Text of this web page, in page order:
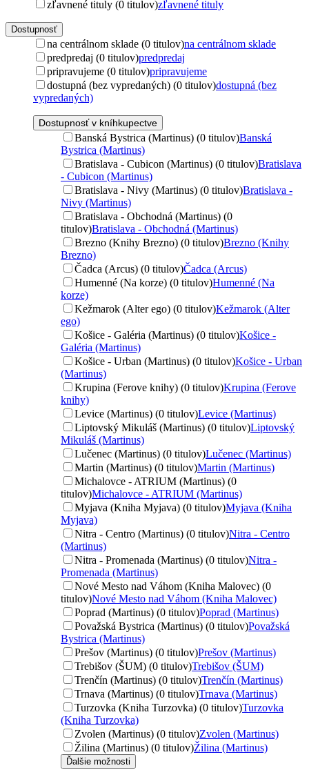
zľavnené tituly (0 titulov)zľavnené tituly
Dostupnosť
na centrálnom sklade (0 titulov)na centrálnom sklade
predpredaj (0 titulov)predpredaj
pripravujeme (0 titulov)pripravujeme
dostupná (bez vypredaných) (0 titulov)dostupná (bez
vypredaných)
Dostupnosť v kníhkupectve
Banská Bystrica (Martinus) (0 titulov)Banská
Bystrica (Martinus)
Bratislava - Cubicon (Martinus) (0 titulov)Bratislava
- Cubicon (Martinus)
Bratislava - Nivy (Martinus) (0 titulov)Bratislava -
Nivy (Martinus)
Bratislava - Obchodná (Martinus) (0
titulov)Bratislava - Obchodná (Martinus)
Brezno (Knihy Brezno) (0 titulov)Brezno (Knihy
Brezno)
Čadca (Arcus) (0 titulov)Čadca (Arcus)
Humenné (Na korze) (0 titulov)Humenné (Na
korze)
Kežmarok (Alter ego) (0 titulov)Kežmarok (Alter
ego)
Košice - Galéria (Martinus) (0 titulov)Košice -
Galéria (Martinus)
Košice - Urban (Martinus) (0 titulov)Košice - Urban
(Martinus)
Krupina (Ferove knihy) (0 titulov)Krupina (Ferove
knihy)
Levice (Martinus) (0 titulov)Levice (Martinus)
Liptovský Mikuláš (Martinus) (0 titulov)Liptovský
Mikuláš (Martinus)
Lučenec (Martinus) (0 titulov)Lučenec (Martinus)
Martin (Martinus) (0 titulov)Martin (Martinus)
Michalovce - ATRIUM (Martinus) (0
titulov)Michalovce - ATRIUM (Martinus)
Myjava (Kniha Myjava) (0 titulov)Myjava (Kniha
Myjava)
Nitra - Centro (Martinus) (0 titulov)Nitra - Centro
(Martinus)
Nitra - Promenada (Martinus) (0 titulov)Nitra -
Promenada (Martinus)
Nové Mesto nad Váhom (Kniha Malovec) (0
titulov)Nové Mesto nad Váhom (Kniha Malovec)
Poprad (Martinus) (0 titulov)Poprad (Martinus)
Považská Bystrica (Martinus) (0 titulov)Považská
Bystrica (Martinus)
Prešov (Martinus) (0 titulov)Prešov (Martinus)
Trebišov (ŠUM) (0 titulov)Trebišov (ŠUM)
Trenčín (Martinus) (0 titulov)Trenčín (Martinus)
Trnava (Martinus) (0 titulov)Trnava (Martinus)
Turzovka (Kniha Turzovka) (0 titulov)Turzovka
(Kniha Turzovka)
Zvolen (Martinus) (0 titulov)Zvolen (Martinus)
Žilina (Martinus) (0 titulov)Žilina (Martinus)
Ďalšie možnosti